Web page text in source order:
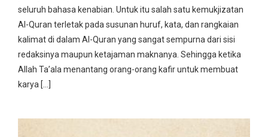
seluruh bahasa kenabian. Untuk itu salah satu kemukjizatan
Al-Quran terletak pada susunan huruf, kata, dan rangkaian
kalimat di dalam Al-Quran yang sangat sempurna dari sisi
redaksinya maupun ketajaman maknanya. Sehingga ketika
Allah Ta’ala menantang orang-orang kafir untuk membuat
karya […]